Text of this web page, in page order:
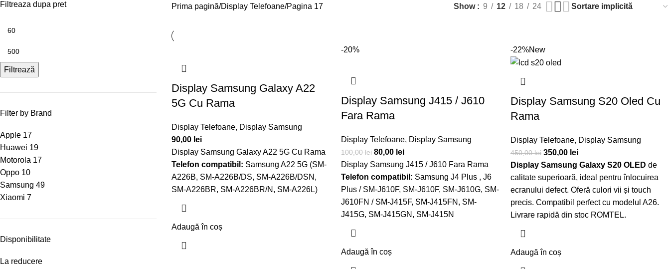
Filtreaza dupa pret
Filtrează
Filter by Brand
Apple 17
Huawei 19
Motorola 17
Oppo 10
Samsung 49
Xiaomi 7
Disponibilitate
La reducere
Prima pagină Display Telefoane Pagina 17 Show 9 12 18 24
Display Samsung Galaxy A22
5G Cu Rama
Display Telefoane, Display Samsung
90,00 lei
Display Samsung Galaxy A22 5G Cu Rama
Telefon compatibil: Samsung A22 5G (SM-
A226B, SM-A226B/DS, SM-A226B/DSN,
SM-A226BR, SM-A226BR/N, SM-A226L)
Adaugă în coș
-20%
Display Samsung J415 / J610
Fara Rama
Display Telefoane, Display Samsung
100,00lei 80,00 lei
Display Samsung J415 / J610 Fara Rama
Telefon compatibil: Samsung J4 Plus , J6
Plus / SM-J610F, SM-J610F, SM-J610G, SM-
J610FN / SM-J415F, SM-J415FN, SM-
J415G, SM-J415GN, SM-J415N
Adaugă în coș
-22%New
Display Samsung S20 Oled Cu
Rama
Display Telefoane, Display Samsung
450,00lei 350,00 lei
Display Samsung Galaxy S20 OLED de
calitate superioară, ideal pentru înlocuirea
ecranului defect. Oferă culori vii și touch
precis. Compatibil perfect cu modelul A26.
Livrare rapidă din stoc ROMTEL.
Adaugă în coș